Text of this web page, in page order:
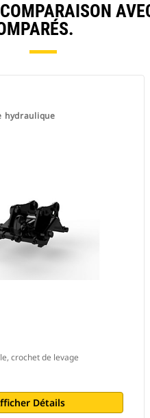
hydraulique
crochet de levage
Détails